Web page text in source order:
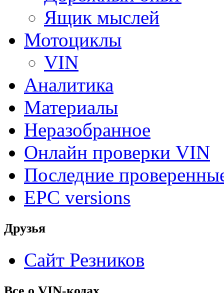
Ящик мыслей
Мотоциклы
VIN
Аналитика
Материалы
Неразобранное
Онлайн проверки VIN
Последние
EPC versions
Друзья
Сайт Резников